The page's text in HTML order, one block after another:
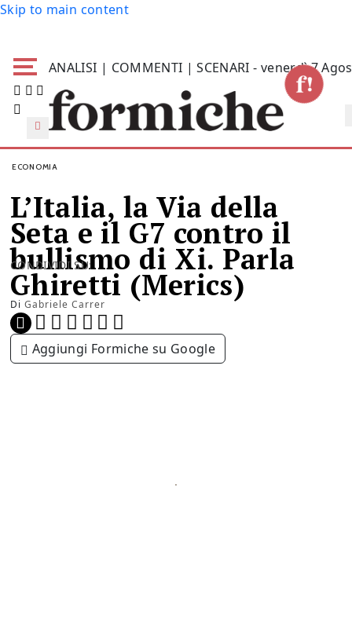
Skip to main content
ANALISI | COMMENTI | SCENARI - venerdì 7
ECONOMIA
L’Italia, la Via della
Seta e il G7 contro il
bullismo di Xi. Parla
Ghiretti (Merics)
Di Gabriele Carrer
CONDIVIDI SU:
Aggiungi Formiche su Google